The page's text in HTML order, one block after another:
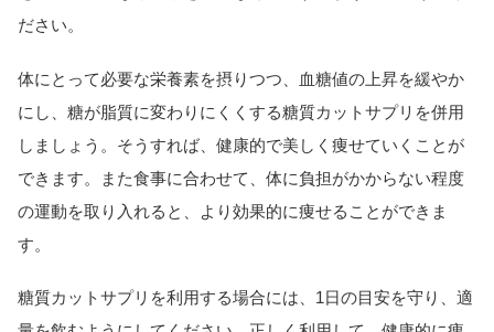
ださい。
体にとって必要な栄養素を摂りつつ、血糖値の上昇を緩やか
にし、糖が脂質に変わりにくくする糖質カットサプリを併用
しましょう。そうすれば、健康的で美しく痩せていくことが
できます。また食事に合わせて、体に負担がかからない程度
の運動を取り入れると、より効果的に痩せることができま
す。
糖質カットサプリを利用する場合には、1日の目安を守り、適